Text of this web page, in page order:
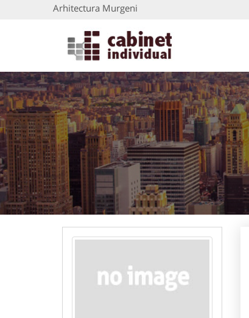
Arhitectura Murgeni